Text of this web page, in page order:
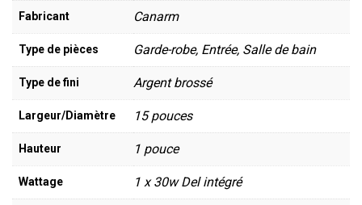
Fabricant Canarm
Type de pièces Garde-robe, Entrée, Salle de bain
Type de fini Argent brossé
Largeur/Diamètre 15 pouces
Hauteur 1 pouce
Wattage 1 x 30w Del intégré